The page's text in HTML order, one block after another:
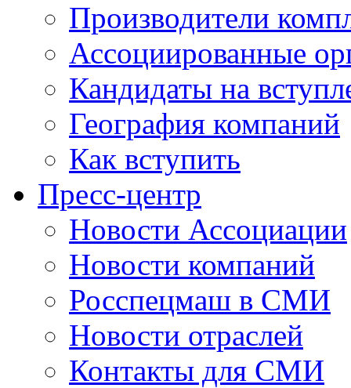
Производители
Ассоциированные
Кандидаты на
География компаний
Как вступить
Пресс-центр
Новости Ассоциации
Новости компаний
Росспецмаш в СМИ
Новости отраслей
Контакты для СМИ